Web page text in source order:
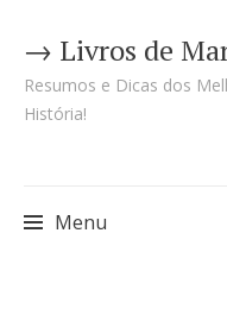
→ Livros de
Resumos e Dicas dos
História!
Menu